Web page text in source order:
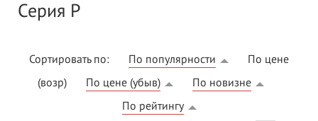
Серия P
Сортировать по: По популярности
По цене
(возр)
По цене (убыв)
По новизне
По рейтингу